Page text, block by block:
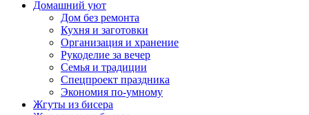
Домашний уют
Дом без ремонта
Кухня и заготовки
Организация и хранение
Рукоделие за вечер
Семья и традиции
Спецпроект праздника
Экономия по-умному
Жгуты из бисера